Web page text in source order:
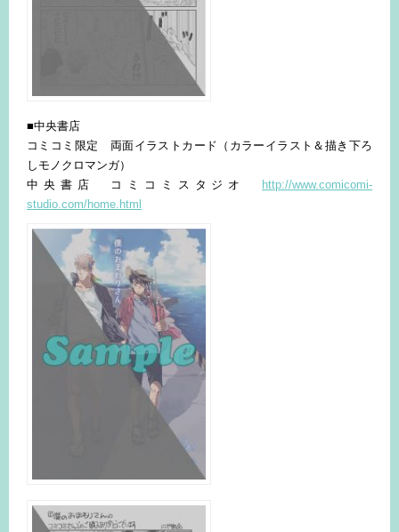
■中央書店
コミコミ限定 両面イラストカード（カラーイラスト＆描き下ろ
しモノクロマンガ）
中央書店 コミコミスタジオ http://www.comicomi-
studio.com/home.html